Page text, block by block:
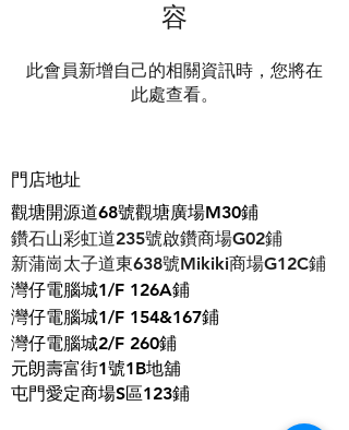
容
此會員新增自己的相關資訊時，您將在
此處查看。
門店地址
觀塘開源道68號觀塘廣場M30鋪
鑽石山彩虹道235號啟鑽商場G02鋪
​新蒲崗太子道東638號Mikiki商場G12C鋪
灣仔電腦城1/F 126A鋪
灣仔電腦城1/F 154&167鋪
灣仔電腦城2/F 260鋪
元朗壽富街1號1B地舖
屯門愛定商場S區123鋪